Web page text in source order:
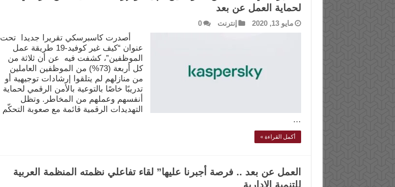
لحماية العمل عن بعد
مايو 13, 2020 إنترنت 0
أصدرت كاسبرسكي تقريرا جديدا تحت
عنوان “كيف غير كوفيد-19 طريقة عمل
الموظفين”، كشفت فيه عن أن ثلاثة من
كل أربعة (73%) من الموظفين العاملين
من منازلهم لم يتلقوا إرشادات توجيهية أو
تدريبًا خاصًا بالتوعية بالأمن الرقمي لحماية
أنفسهم وعملهم من المخاطر. وتظل
التهديدات الرقمية قائمة مع صعوبة التحكّم
…
أكمل القراءة »
العمل عن بعد .. فرصة أجبرنا عليها” لقاء تفاعلي نظمته المنظمة العربية
للتنمية الإدارية